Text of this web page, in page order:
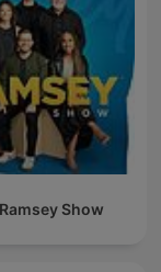
Show